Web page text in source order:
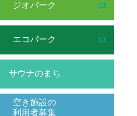
ジオパーク
エコパーク
サウナのまち
空き施設の
利用者募集